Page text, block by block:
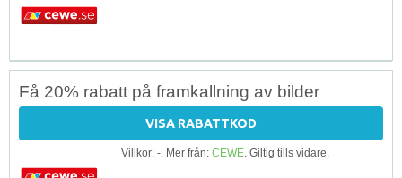
Få 20% rabatt på framkallning av bilder
VISA RABATTKOD
Villkor: -. Mer från: CEWE. Giltig tills vidare.